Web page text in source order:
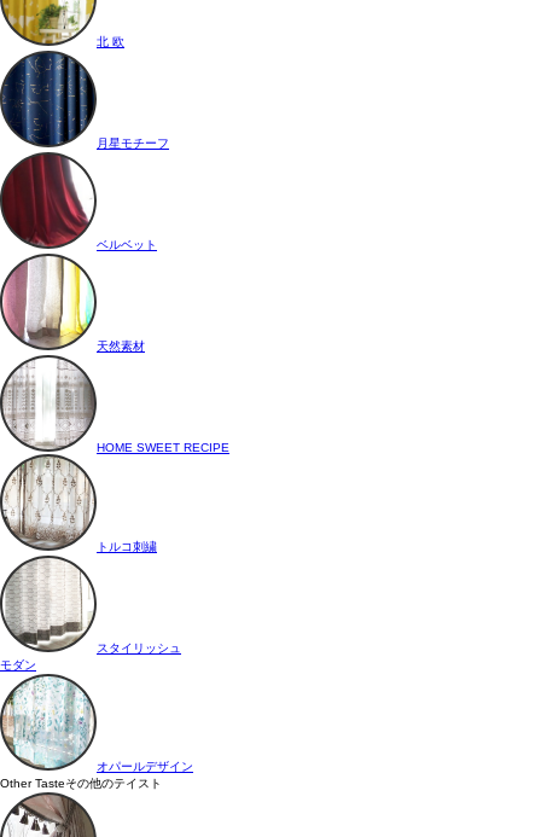
北 欧
月星モチーフ
ベルベット
天然素材
HOME SWEET RECIPE
トルコ刺繍
スタイリッシュ
モダン
オパールデザイン
Other Tasteその他のテイスト